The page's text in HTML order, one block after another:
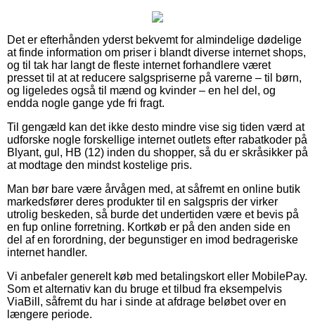
Det er efterhånden yderst bekvemt for almindelige dødelige
at finde information om priser i blandt diverse internet shops,
og til tak har langt de fleste internet forhandlere været
presset til at at reducere salgspriserne på varerne – til børn,
og ligeledes også til mænd og kvinder – en hel del, og
endda nogle gange yde fri fragt.
Til gengæld kan det ikke desto mindre vise sig tiden værd at
udforske nogle forskellige internet outlets efter rabatkoder på
Blyant, gul, HB (12) inden du shopper, så du er skråsikker på
at modtage den mindst kostelige pris.
Man bør bare være årvågen med, at såfremt en online butik
markedsfører deres produkter til en salgspris der virker
utrolig beskeden, så burde det undertiden være et bevis på
en fup online forretning. Kortkøb er på den anden side en
del af en forordning, der begunstiger en imod bedrageriske
internet handler.
Vi anbefaler generelt køb med betalingskort eller MobilePay.
Som et alternativ kan du bruge et tilbud fra eksempelvis
ViaBill, såfremt du har i sinde at afdrage beløbet over en
længere periode.